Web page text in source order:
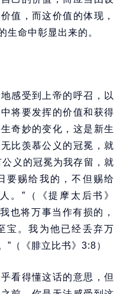
值，而这价值的体现，
生命中彰显出来的。
感受到上帝的呼召，以
将要发挥的价值和获得
奇妙的变化，这是新生
比羡慕公义的冠冕，就
义的冠冕为我存留，就
要赐给我的，不但赐给
。”（《提摩太后书》
也将万事当作有损的，
宝。我为他已经丢弃万
”（《腓立比书》3:8）
看得懂这话的意思，但